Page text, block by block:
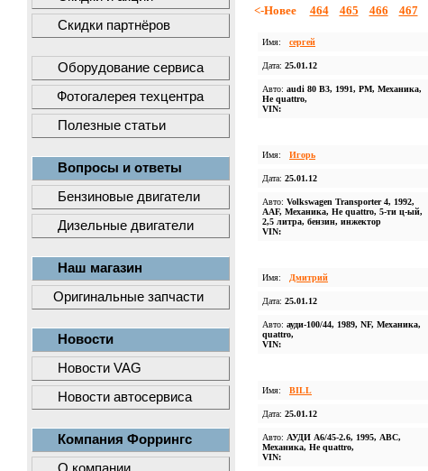
Скидки партнёров
Оборудование сервиса
Фотогалерея техцентра
Полезные статьи
Вопросы и ответы
Бензиновые двигатели
Дизельные двигатели
Наш магазин
Оригинальные запчасти
Новости
Новости VAG
Новости автосервиса
Компания Форрингс
<-Новее 464 465 466 467
Имя: сергей
Дата: 25.01.12
Авто: audi 80 B3, 1991, PM, Механика,
Не quattro,
VIN:
Имя: Игорь
Дата: 25.01.12
Авто: Volkswagen Transporter 4, 1992,
AAF, Механика, Не quattro, 5-ти ц-ый,
2,5 литра, бензин, инжектор
VIN:
Имя: Дмитрий
Дата: 25.01.12
Авто: ауди-100/44, 1989, NF, Механика,
quattro,
VIN:
Имя: BILL
Дата: 25.01.12
Авто: АУДИ А6/45-2.6, 1995, АВС,
Механика, Не quattro,
VIN: